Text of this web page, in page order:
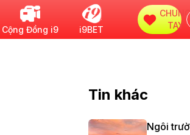
Cộng Đồng i9 i9BET
TAY
Tin khác
Ngôi